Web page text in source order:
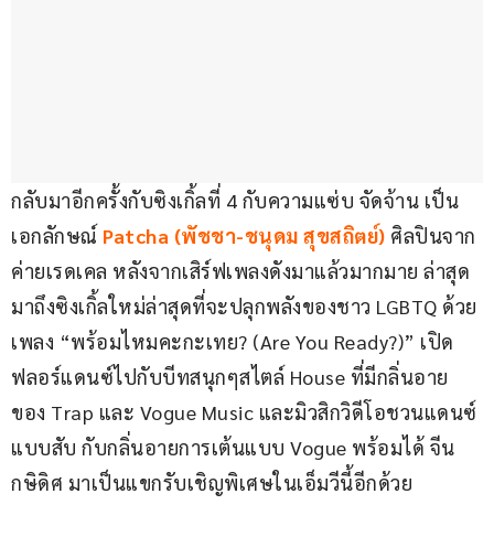
กลับมาอีกครั้งกับซิงเกิ้ลที่ 4 กับความแซ่บ จัดจ้าน เป็น
เอกลักษณ์ Patcha (พัชชา-ชนุดม สุขสถิตย์) ศิลปินจาก
ค่ายเรดเคล หลังจากเสิร์ฟเพลงดังมาแล้วมากมาย ล่าสุด
มาถึงซิงเกิ้ลใหม่ล่าสุดที่จะปลุกพลังของชาว LGBTQ ด้วย
เพลง “พร้อมไหมคะกะเทย? (Are You Ready?)” เปิด
ฟลอร์แดนซ์ไปกับบีทสนุกๆสไตล์ House ที่มีกลิ่นอาย
ของ Trap และ Vogue Music และมิวสิกวิดีโอชวนแดนซ์
แบบสับ กับกลิ่นอายการเต้นแบบ Vogue พร้อมได้ จีน
กษิดิศ มาเป็นแขกรับเชิญพิเศษในเอ็มวีนี้อีกด้วย